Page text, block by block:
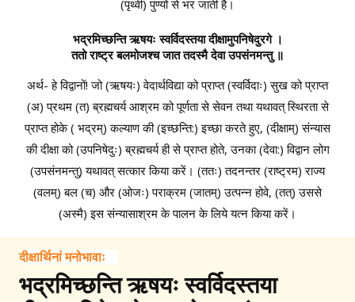
(पृथ्वी) पुण्यों से भर जाती है।
भद्रमिच्छन्ति ऋषयः स्वर्विदस्तया दीक्षामुपनिषेदुरगे ।
ततो राष्ट्र बलमोजश्च जात तदस्मै देवा उपसंनमन्तु ॥
अर्थ- हे विद्वानों! जो (ऋषयः) वेदार्थविद्या को प्राप्त (स्वर्विदाः) सुख को प्राप्त
(अ) प्रथम (त) ब्रह्मचर्य आश्रम को पूर्णता से सेवन तथा यथावत् स्थिरता से
प्राप्त होके ( भद्रम्) कल्याण की (इच्छन्ति:) इच्छा करते हुए, (दीक्षाम्) संन्यास
की दीक्षा को (उपनिषेदुः) ब्रह्मचर्य ही से प्राप्त होते, उनका (देवा:) विद्वान लोग
(उपसंनमन्तु) यथावत् सत्कार किया करें। (ततः) तदनन्तर (राष्ट्रम) राज्य
(वलम्) बल (च) और (ओजः) पराक्रम (जातम्) उत्पन्न होवे, (तत्) उससे
(अस्मै) इस संन्यासाश्रम के पालन के लिये यत्न किया करें।
दीक्षार्थिनां मनोभावाः
भद्रमिच्छन्ति ऋषयः स्वर्विदस्तया